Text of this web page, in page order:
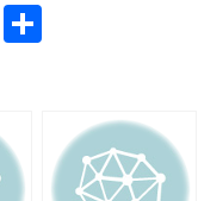
Telegram